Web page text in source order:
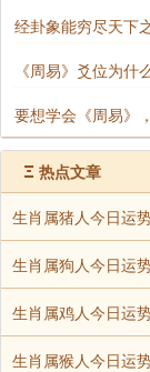
变为大再到太
根据事物的发
经卦象能穷尽天下
《周易》爻位为
要想学会《周易》
Ξ 热点文章
生肖属猪人今日运
生肖属狗人今日运
生肖属鸡人今日运
生肖属猴人今日运